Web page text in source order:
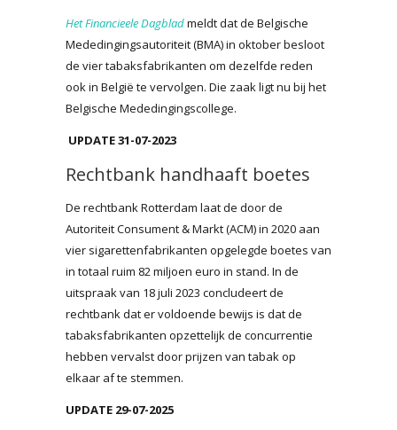
Het Financieele Dagbladmeldt dat de Belgische
Mededingingsautoriteit (BMA) in oktober besloot
de vier tabaksfabrikanten om dezelfde reden
ook in België te vervolgen. Die zaak ligt nu bij het
Belgische Mededingingscollege.
UPDATE 31-07-2023
Rechtbank handhaaft boetes
De rechtbank Rotterdam laat de door de
Autoriteit Consument & Markt (ACM) in 2020 aan
vier sigarettenfabrikanten opgelegde boetes van
in totaal ruim 82 miljoen euro in stand. In de
uitspraak van 18 juli 2023 concludeert de
rechtbank dat er voldoende bewijs is dat de
tabaksfabrikanten opzettelijk de concurrentie
hebben vervalst door prijzen van tabak op
elkaar af te stemmen.
UPDATE 29-07-2025